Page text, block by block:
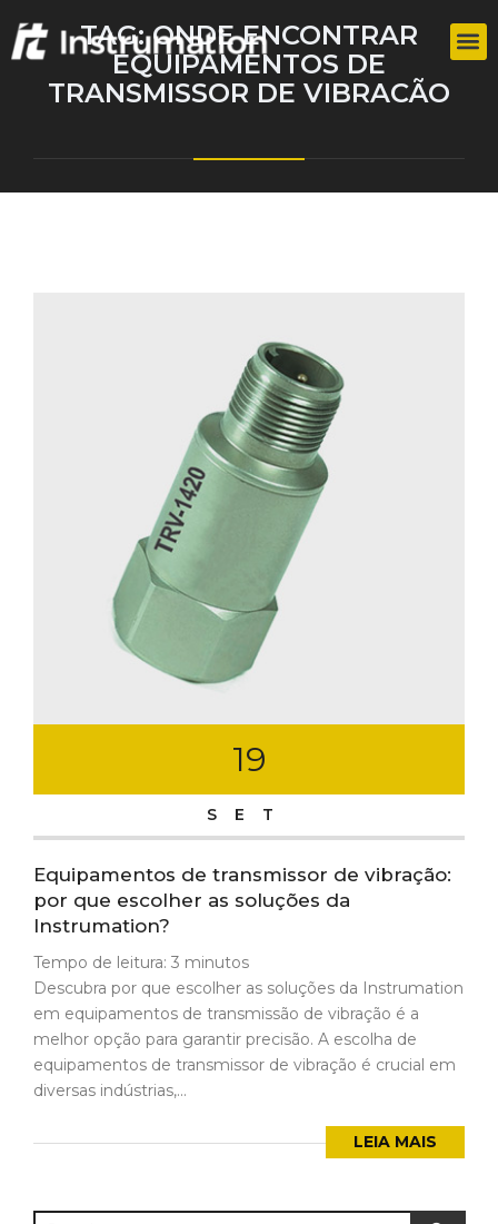
TAG:ONDE ENCONTRAR
EQUIPAMENTOS DE
TRANSMISSOR DE VIBRACÃO
19
SET
Equipamentos de transmissor de vibração:
por que escolher as soluções da
Instrumation?
Tempo de leitura: 3 minutos
Descubra por que escolher as soluções da Instrumation
em equipamentos de transmissão de vibração é a
melhor opção para garantir precisão. A escolha de
equipamentos de transmissor de vibração é crucial em
diversas indústrias,...
LEIA MAIS